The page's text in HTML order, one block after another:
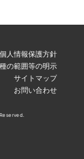
個人情報保護方針
の範囲等の明示
サイトマップ
お問い合わせ